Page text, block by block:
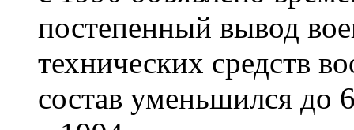
постепенный вывод
технических средств
состав уменьшился до